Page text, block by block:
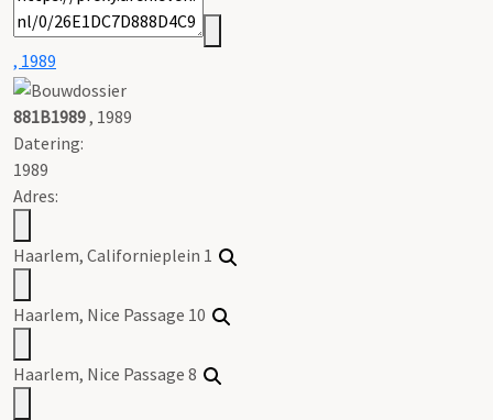
, 1989
881B1989, 1989
Datering:
1989
Adres:
Haarlem, Californieplein 1
Haarlem, Nice Passage 10
Haarlem, Nice Passage 8